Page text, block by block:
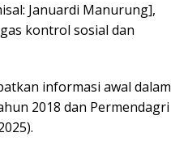
Januardi Manurung],
kontrol sosial dan
informasi awal dalam
2018 dan Permendagri